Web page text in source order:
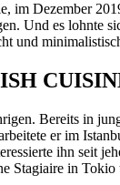
im Dezember
Und es lohnte
und
Bereits in
er im
ihn seit
Stagiaire in